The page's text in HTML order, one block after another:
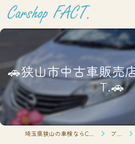
🚗狭山市中古車販売
T.🚗
ブログ